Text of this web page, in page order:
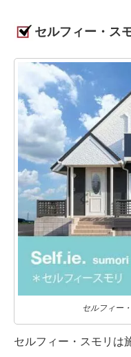
セルフィー・ス
セルフィー
セルフィー・スモリは